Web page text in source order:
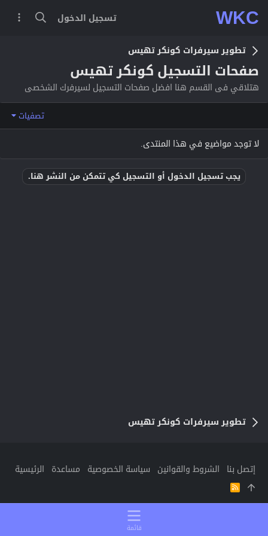
WKC تسجيل الدخول
تطوير سيرفرات كونكر تهيس
صفحات التسجيل كونكر تهيس
هتلاقي فى القسم هنا افضل صفحات التسجيل لسيرفرك الشخصى
تصفيات
لا توجد مواضيع في هذا المنتدى.
يجب تسجيل الدخول أو التسجيل كي تتمكن من النشر هنا.
تطوير سيرفرات كونكر تهيس
إتصل بنا الشروط والقوانين سياسة الخصوصية مساعدة الرئيسية
R
قائمة